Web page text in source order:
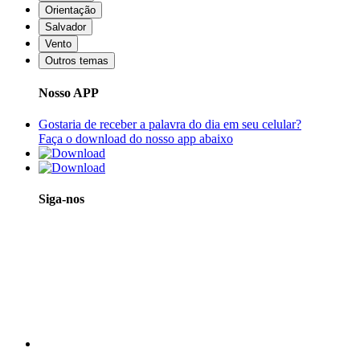
Orientação
Salvador
Vento
Outros temas
Nosso APP
Gostaria de receber a palavra do dia em seu celular?
Faça o download do nosso app abaixo
Siga-nos